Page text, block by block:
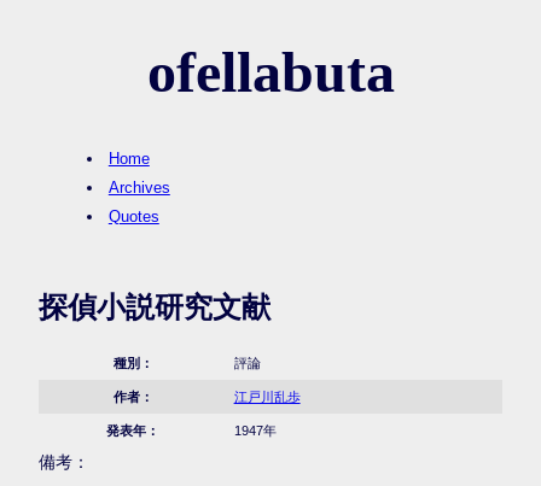
ofellabuta
Home
Archives
Quotes
探偵小説研究文献
種別： 評論
作者： 江戸川乱歩
発表年： 1947年
備考：